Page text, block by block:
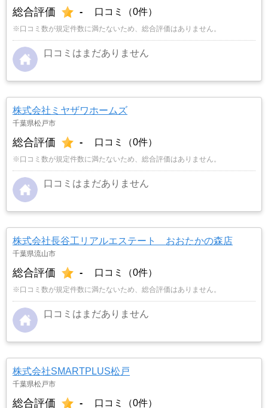
総合評価 - 口コミ（0件）
※口コミ数が規定件数に満たないため、総合評価はありません。
口コミはまだありません
株式会社ミヤザワホームズ
千葉県松戸市
総合評価 - 口コミ（0件）
※口コミ数が規定件数に満たないため、総合評価はありません。
口コミはまだありません
株式会社長谷工リアルエステート おおたかの森店
千葉県流山市
総合評価 - 口コミ（0件）
※口コミ数が規定件数に満たないため、総合評価はありません。
口コミはまだありません
株式会社SMARTPLUS松戸
千葉県松戸市
総合評価 - 口コミ（0件）